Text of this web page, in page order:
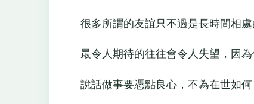
很多所謂的友誼只不過是長時間相處
最令人期待的往往會令人失望，因為
說話做事要憑點良心，不為在世如何